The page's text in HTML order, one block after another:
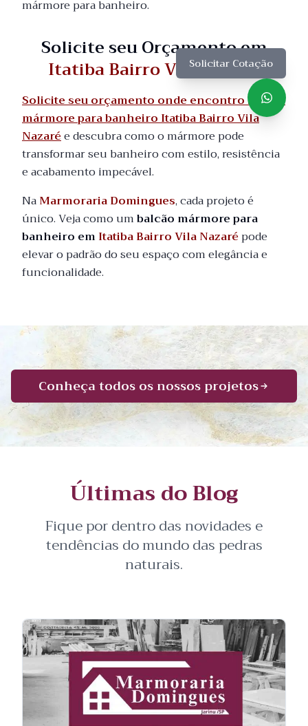
mármore para banheiro.
Solicite seu Orçamento em
Itatiba Bairro Vila Nazaré
Solicite seu orçamento onde encontro balcão
mármore para banheiro Itatiba Bairro Vila
Nazarée descubra como o mármore pode
transformar seu banheiro com estilo, resistência
e acabamento impecável.
NaMarmoraria Domingues, cada projeto é
único. Veja como umbalcão mármore para
banheiro emItatiba Bairro Vila Nazarépode
elevar o padrão do seu espaço com elegância e
funcionalidade.
Solicitar Cotação
Conheça todos os nossos projetos
Últimas do Blog
Fique por dentro das novidades e
tendências do mundo das pedras
naturais.